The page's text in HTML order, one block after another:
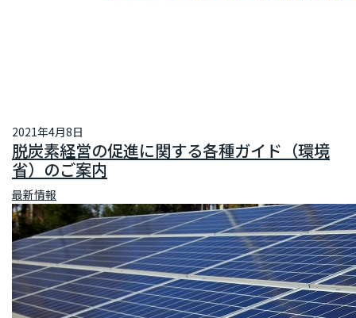
2021年4月8日
脱炭素経営の促進に関する各種ガイド（環境
省）のご案内
最新情報